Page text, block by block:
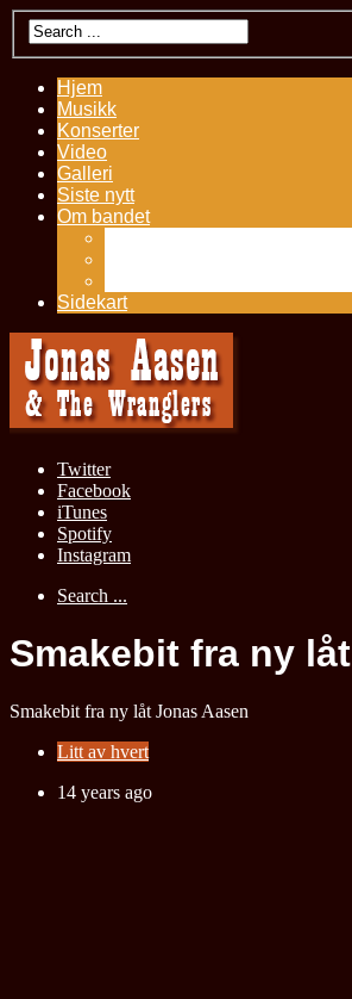
Hjem
Musikk
Konserter
Video
Galleri
Siste nytt
Om bandet
Sidekart
Twitter
Facebook
iTunes
Spotify
Instagram
Search ...
Smakebit fra ny låt
Smakebit fra ny låtJonas Aasen
Litt av hvert
14 years ago